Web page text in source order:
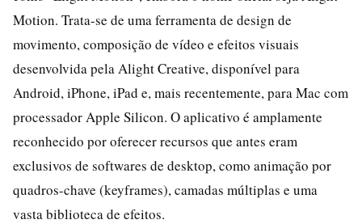
Motion. Trata-se de uma ferramenta de design de
movimento, composição de vídeo e efeitos visuais
desenvolvida pela Alight Creative, disponível para
Android, iPhone, iPad e, mais recentemente, para Mac com
processador Apple Silicon. O aplicativo é amplamente
reconhecido por oferecer recursos que antes eram
exclusivos de softwares de desktop, como animação por
quadros-chave (keyframes), camadas múltiplas e uma
vasta biblioteca de efeitos.